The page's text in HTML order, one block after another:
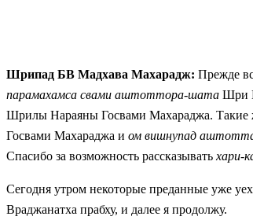
Шрипад БВ Мадхава Махарадж: Прежде
парамахамса свами аштоттора-шата Шри
Шрилы Нараяны Госвами Махараджа. Такие
Госвами Махараджа и ом вишнупад
Спасибо за возможность рассказывать хари-
Сегодня утром некоторые преданные уже
Враджанатха прабху, и далее я продолжу.